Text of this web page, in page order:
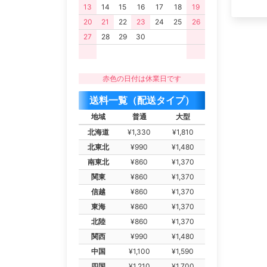
13 14 15 16 17 18
19
20
21 22 23 24 25
26
27
28 29 30
赤色の日付は休業日です
送料一覧（配送タイプ）
地域 普通
大型
北海道
¥1,330
¥1,810
北東北
¥990
¥1,480
南東北
¥860
¥1,370
関東
¥860
¥1,370
信越
¥860
¥1,370
東海
¥860
¥1,370
北陸
¥860
¥1,370
関西
¥990
¥1,480
中国
¥1,100
¥1,590